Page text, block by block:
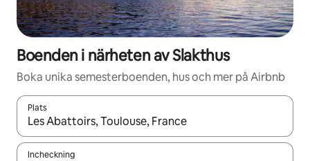
Boenden i närheten av Slakthus
Boka unika semesterboenden, hus och mer på Airbnb
Plats
När resultaten är tillgängliga kan du navigera med upp- och
Incheckning